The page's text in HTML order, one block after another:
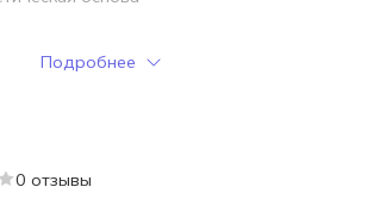
по механике
с ответами для проверки.
Подробнее
0 отзывы